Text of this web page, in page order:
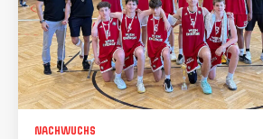
NACHWUCHS